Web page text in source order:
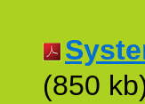
(850